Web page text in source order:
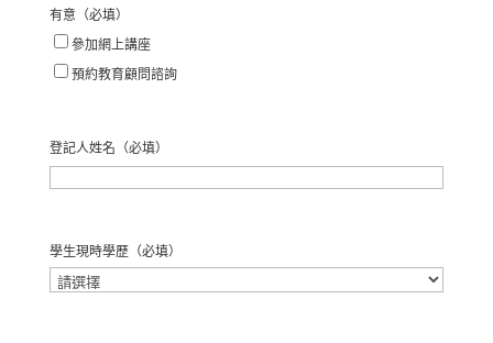
有意（必填）
參加網上講座
預約教育顧問諮詢
登記人姓名 （必填）
學生現時學歷（必填）